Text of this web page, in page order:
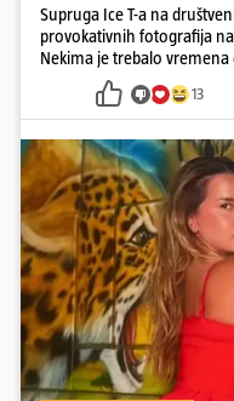
Supruga Ice T-a na
provokativnih fotografija
Nekima je trebalo vremena
13